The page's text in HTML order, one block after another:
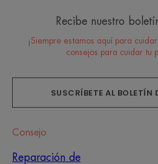
Recibe nuestro
¡Siempre estamos aquí para
consejos para cuidar tu
SUSCRÍBETE AL BOLETÍN
Consejo
Reparación de